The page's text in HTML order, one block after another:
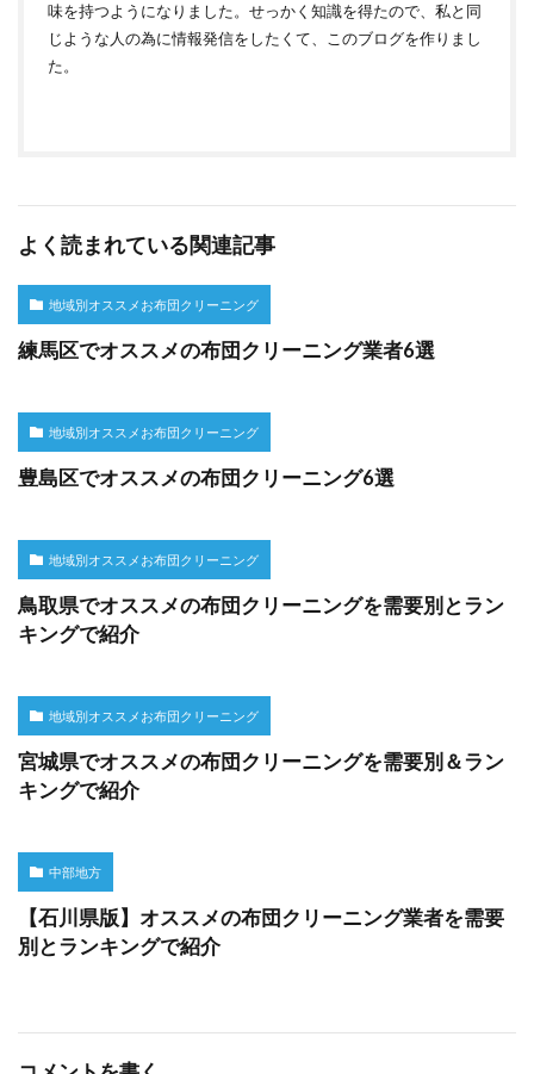
味を持つようになりました。せっかく知識を得たので、私と同
じような人の為に情報発信をしたくて、このブログを作りまし
た。
よく読まれている関連記事
地域別オススメお布団クリーニング
練馬区でオススメの布団クリーニング業者6選
地域別オススメお布団クリーニング
豊島区でオススメの布団クリーニング6選
地域別オススメお布団クリーニング
鳥取県でオススメの布団クリーニングを需要別とラン
キングで紹介
地域別オススメお布団クリーニング
宮城県でオススメの布団クリーニングを需要別＆ラン
キングで紹介
中部地方
【石川県版】オススメの布団クリーニング業者を需要
別とランキングで紹介